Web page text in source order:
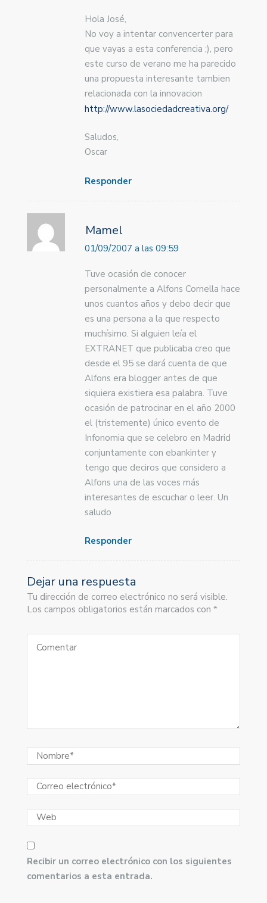
Hola José,
No voy a intentar convencerter para
que vayas a esta conferencia ;), pero
este curso de verano me ha parecido
una propuesta interesante tambien
relacionada con la innovacion
http://www.lasociedadcreativa.org/
Saludos,
Oscar
Responder
Mamel
01/09/2007 a las 09:59
Tuve ocasión de conocer
personalmente a Alfons Cornella hace
unos cuantos años y debo decir que
es una persona a la que respecto
muchísimo. Si alguien leía el
EXTRANET que publicaba creo que
desde el 95 se dará cuenta de que
Alfons era blogger antes de que
siquiera existiera esa palabra. Tuve
ocasión de patrocinar en el año 2000
el (tristemente) único evento de
Infonomia que se celebro en Madrid
conjuntamente con ebankinter y
tengo que deciros que considero a
Alfons una de las voces más
interesantes de escuchar o leer. Un
saludo
Responder
Dejar una respuesta
Tu dirección de correo electrónico no será visible.
Los campos obligatorios están marcados con *
Recibir un correo electrónico con los siguientes
comentarios a esta entrada.